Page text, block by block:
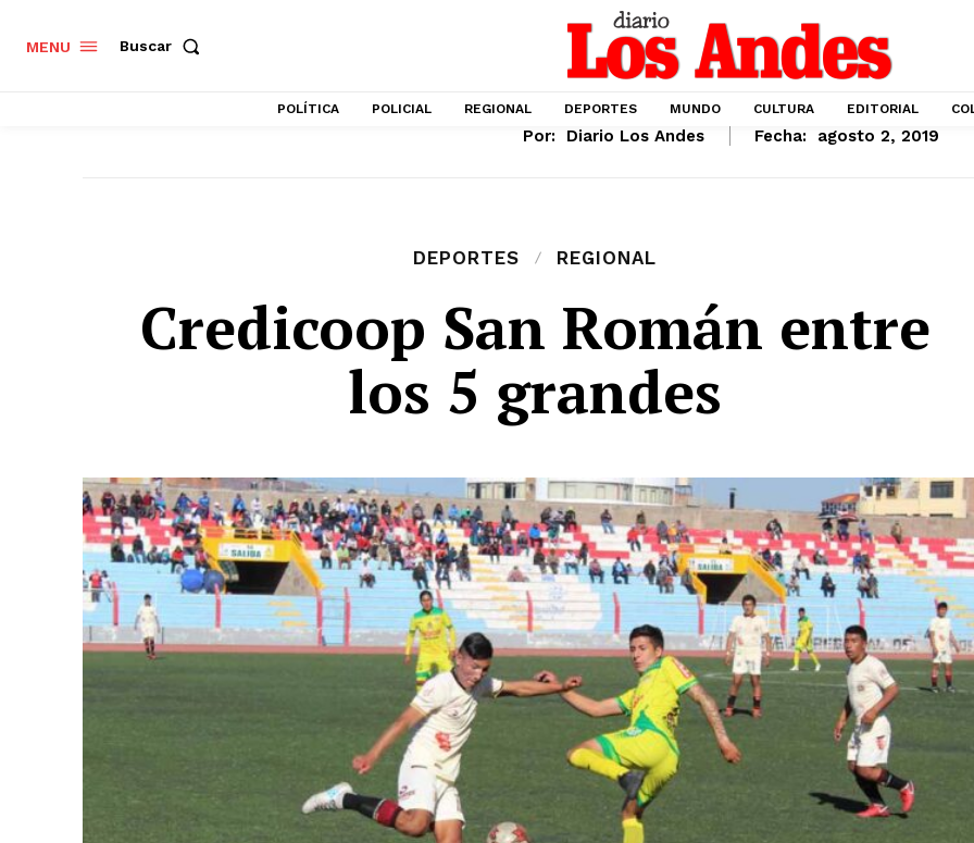
MENU Buscar
POLÍTICA POLICIAL REGIONAL DEPORTES MUNDO CULTURA EDITORIAL
Por: Diario Los Andes Fecha: agosto 2, 2019
DEPORTES REGIONAL
Credicoop San Román entre
los 5 grandes